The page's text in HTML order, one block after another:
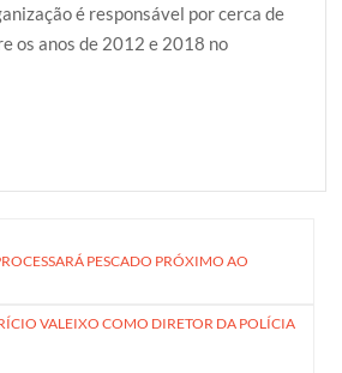
é responsável por cerca de
os anos de 2012 e 2018 no
PESCADO PRÓXIMO AO
VALEIXO COMO DIRETOR DA POLÍCIA